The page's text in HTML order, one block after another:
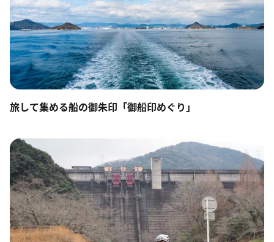
旅して集める船の御朱印「御船印めぐり」